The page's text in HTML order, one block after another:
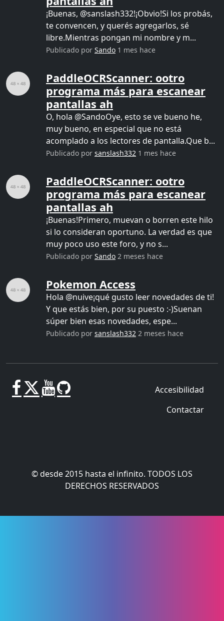
¡Buenas, @sanslash332!¡Obvio!Si los probás,
te convencen, y querés agregarlos, sé
libre.Mientras pongan mi nombre y m...
Publicado por Sando 1 mes hace
PaddleOCRScanner: ootro
programa más para escanear
pantallas ah
O, hola @SandoOye, esto se ve bueno he,
muy bueno, en especial que no está
acomplado a los lectores de pantalla.Que b...
Publicado por sanslash332 1 mes hace
PaddleOCRScanner: ootro
programa más para escanear
pantallas ah
¡Buenas!Primero, muevan o borren este hilo
si lo consideran oportuno. La verdad es que
muy poco uso este foro, y no s...
Publicado por Sando 2 meses hace
Pokemon Access
Hola @nuive¡qué gusto leer novedades de ti!
Y que estás bien, por su puesto :-)Suenan
súper bien esas novedades, espe...
Publicado por sanslash332 2 meses hace
Accesibilidad
Contactar
© desde 2015 hasta el infinito. TODOS LOS
DERECHOS RESERVADOS